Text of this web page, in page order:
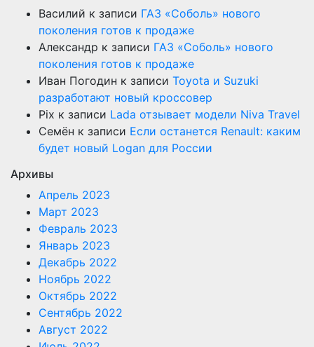
Василий к записи ГАЗ «Соболь» нового
поколения готов к продаже
Александр к записи ГАЗ «Соболь» нового
поколения готов к продаже
Иван Погодин к записи Toyota и Suzuki
разработают новый кроссовер
Pix к записи Lada отзывает модели Niva Travel
Семён к записи Если останется Renault: каким
будет новый Logan для России
Архивы
Апрель 2023
Март 2023
Февраль 2023
Январь 2023
Декабрь 2022
Ноябрь 2022
Октябрь 2022
Сентябрь 2022
Август 2022